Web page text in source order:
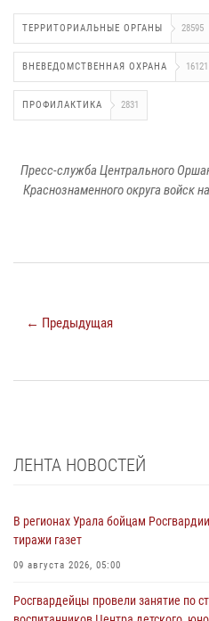
ТЕРРИТОРИАЛЬНЫЕ ОРГАНЫ 28595
ВНЕВЕДОМСТВЕННАЯ ОХРАНА 16121
ПРОФИЛАКТИКА 2831
Пресс-служба Центрального
Краснознаменного округа войск
← Предыдущая
ЛЕНТА НОВОСТЕЙ
В регионах Урала бойцам
тиражи газет
09 августа 2026, 05:00
Росгвардейцы провели занятие по